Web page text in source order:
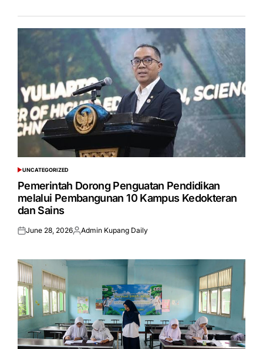
POSTED
IN
UNCATEGORIZED
Pemerintah Dorong Penguatan Pendidikan
melalui Pembangunan 10 Kampus Kedokteran
dan Sains
Posted
June 28, 2026Posted
Admin Kupang Daily